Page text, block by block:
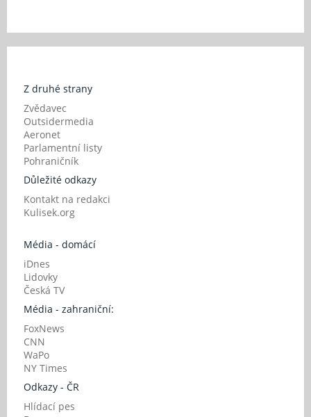
Z druhé strany
Zvědavec
Outsidermedia
Aeronet
Parlamentní listy
Pohraničník
Důležité odkazy
Kontakt na redakci
Kulisek.org
Média - domácí
iDnes
Lidovky
Česká TV
Média - zahraniční:
FoxNews
CNN
WaPo
NY Times
Odkazy - ČR
Hlídací pes